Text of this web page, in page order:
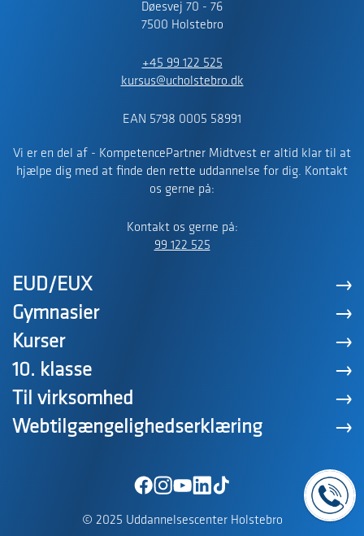
Døesvej 70 - 76
7500 Holstebro
+45 99 122 525
kursus@ucholstebro.dk
EAN 5798 0005 58991
Vi er en del af - KompetencePartner Midtvest er altid klar til at
hjælpe dig med at finde den rette uddannelse for dig. Kontakt
os gerne på:
Kontakt os gerne på:
99 122 525
EUD/EUX
Gymnasier
Kurser
10. klasse
Til virksomhed
Webtilgængelighedserklæring
© 2025 Uddannelsescenter Holstebro